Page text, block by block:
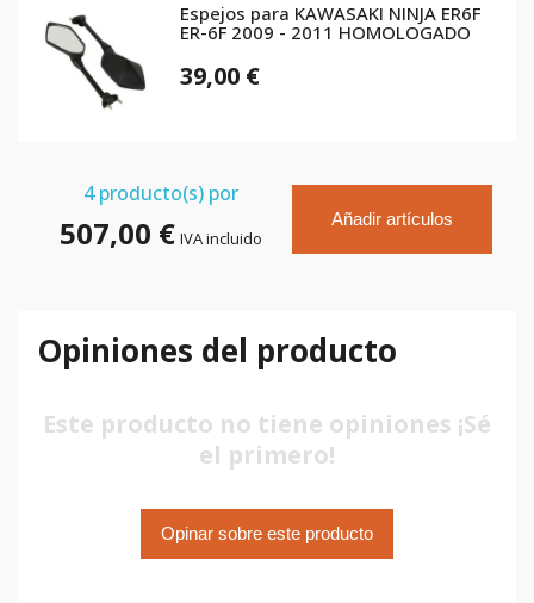
Espejos para KAWASAKI NINJA ER6F
ER-6F 2009 - 2011 HOMOLOGADO
39,00 €
4producto(s) por
507,00 € IVA incluido
Añadir artículos
Opiniones del producto
Este producto no tiene opiniones ¡Sé
el primero!
Opinar sobre este producto